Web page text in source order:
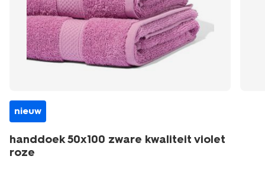
nieuw
handdoek 50x100 zware kwaliteit violet
roze